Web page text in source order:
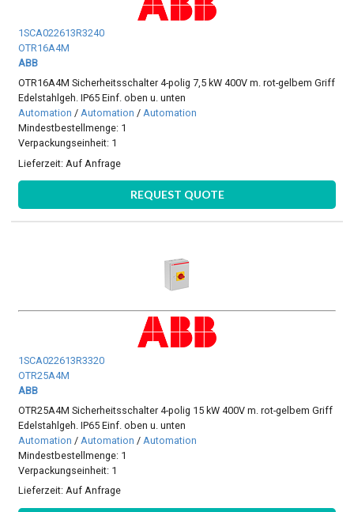
1SCA022613R3240
OTR16A4M
ABB
OTR16A4M Sicherheitsschalter 4-polig 7,5 kW 400V m. rot-gelbem Griff
Edelstahlgeh. IP65 Einf. oben u. unten
Automation /Automation /Automation
Mindestbestellmenge: 1
Verpackungseinheit: 1
Lieferzeit: Auf Anfrage
REQUEST QUOTE
1SCA022613R3320
OTR25A4M
ABB
OTR25A4M Sicherheitsschalter 4-polig 15 kW 400V m. rot-gelbem Griff
Edelstahlgeh. IP65 Einf. oben u. unten
Automation / Automation / Automation
Mindestbestellmenge: 1
Verpackungseinheit: 1
Lieferzeit:Auf Anfrage